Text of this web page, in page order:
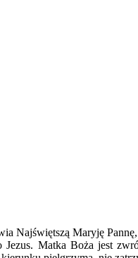
Najświętszą Maryję
Jezus. Matka Boża jest